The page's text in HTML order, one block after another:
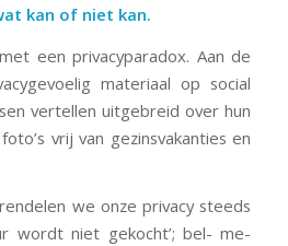
kan of niet kan.
een privacyparadox. Aan de
materiaal op social
vertellen uitgebreid over hun
vrij van gezinsvakanties en
we onze privacy steeds
wordt niet gekocht’; bel- me-